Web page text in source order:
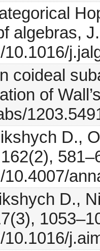
algebras,
coideal
of
D.,
D.,